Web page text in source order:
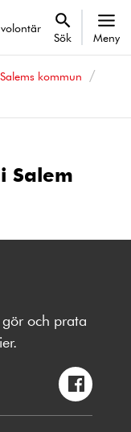
Sök Meny
Salems kommun
Salem
och prata